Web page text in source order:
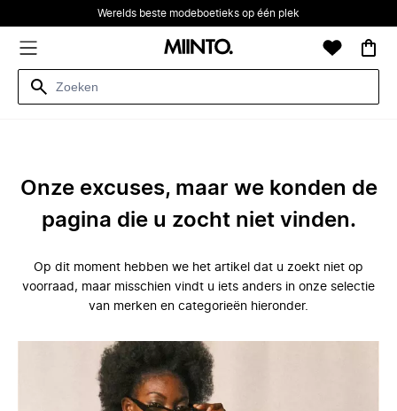
Werelds beste modeboetieks op één plek
Onze excuses, maar we konden de
pagina die u zocht niet vinden.
Op dit moment hebben we het artikel dat u zoekt niet op
voorraad, maar misschien vindt u iets anders in onze selectie
van merken en categorieën hieronder.